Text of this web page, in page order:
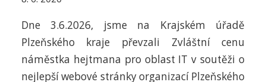
Dne 3.6.2026, jsme na Krajském úřadě
Plzeňského kraje převzali Zvláštní cenu
náměstka hejtmana pro oblast IT v soutěži o
nejlepší webové stránky organizací Plzeňského